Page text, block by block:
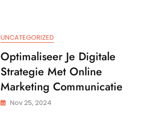
UNCATEGORIZED
Optimaliseer Je Digitale
Strategie Met Online
Marketing Communicatie
Nov 25, 2024